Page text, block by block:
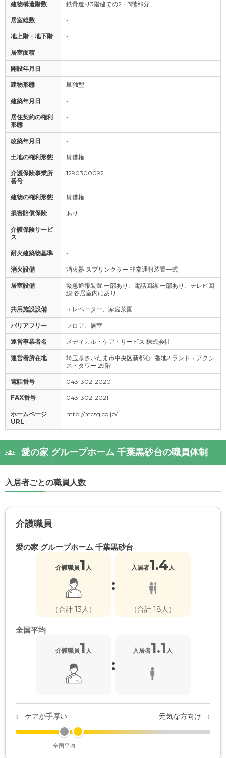
建物構造階数 鉄骨造り3階建ての2・3階部分
居室総数 -
地上階・地下階 -
居室面積 -
開設年月日 -
建物形態 単独型
建築年月日 -
居住契約の権利
形態
-
改築年月日 -
土地の権利形態 賃借権
介護保険事業所
番号
1290300092
建物の権利形態 賃借権
損害賠償保険 あり
介護保険サービ
ス
-
耐火建築物基準 -
消火設備 消火器 スプリンクラー 非常通報装置一式
居室設備
緊急通報装置:一部あり、電話回線:一部あり、テレビ回
線:各居室内にあり
共用施設設備 エレベーター、家庭菜園
バリアフリー フロア、居室
運営事業者名 メディカル・ケア・サービス 株式会社
運営者所在地
埼玉県さいたま市中央区新都心11番地2 ランド・アクシ
ス・タワー 29階
電話番号 043-302-2020
FAX番号 043-302-2021
ホームページ
URL
http://mcsg.co.jp/
愛の家 グループホーム 千葉黒砂台の職員体制
入居者ごとの職員人数
介護職員
愛の家 グループホーム 千葉黒砂台
介護職員1 人
（合計 13人）
:
入居者1.4人
（合計 18人）
全国平均
介護職員1 人
:
入居者1.1 人
← ケアが手厚い 元気な方向け →
全国平均